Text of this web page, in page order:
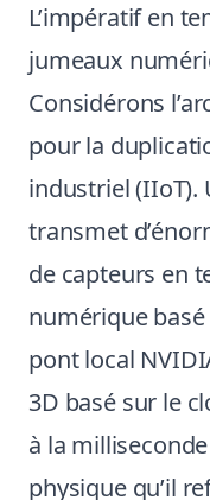
L’impératif en
jumeaux
Considérons
pour la
industriel (IIoT).
transmet
de capteurs en
numérique
pont local
3D basé sur le
à la
physique qu’il